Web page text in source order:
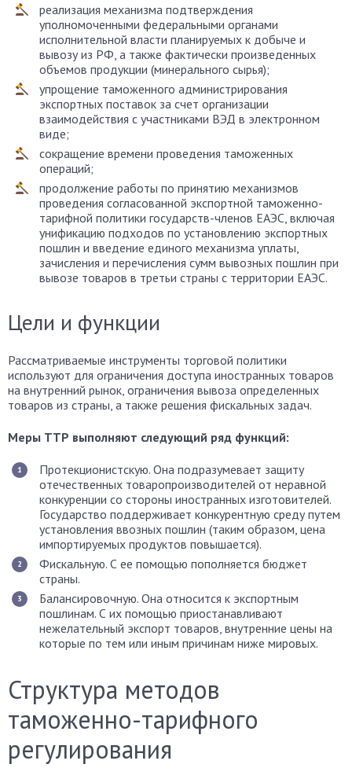
реализация механизма подтверждения
уполномоченными федеральными органами
исполнительной власти планируемых к добыче и
вывозу из РФ, а также фактически произведенных
объемов продукции (минерального сырья);
упрощение таможенного администрирования
экспортных поставок за счет организации
взаимодействия с участниками ВЭД в электронном
виде;
сокращение времени проведения таможенных
операций;
продолжение работы по принятию механизмов
проведения согласованной экспортной таможенно-
тарифной политики государств-членов ЕАЭС, включая
унификацию подходов по установлению экспортных
пошлин и введение единого механизма уплаты,
зачисления и перечисления сумм вывозных пошлин при
вывозе товаров в третьи страны с территории ЕАЭС.
Цели и функции
Рассматриваемые инструменты торговой политики
используют для ограничения доступа иностранных товаров
на внутренний рынок, ограничения вывоза определенных
товаров из страны, а также решения фискальных задач.
Меры ТТР выполняют следующий ряд функций:
Протекционистскую. Она подразумевает защиту
отечественных товаропроизводителей от неравной
конкуренции со стороны иностранных изготовителей.
Государство поддерживает конкурентную среду путем
установления ввозных пошлин (таким образом, цена
импортируемых продуктов повышается).
Фискальную. С ее помощью пополняется бюджет
страны.
Балансировочную. Она относится к экспортным
пошлинам. С их помощью приостанавливают
нежелательный экспорт товаров, внутренние цены на
которые по тем или иным причинам ниже мировых.
Структура методов
таможенно-тарифного
регулирования